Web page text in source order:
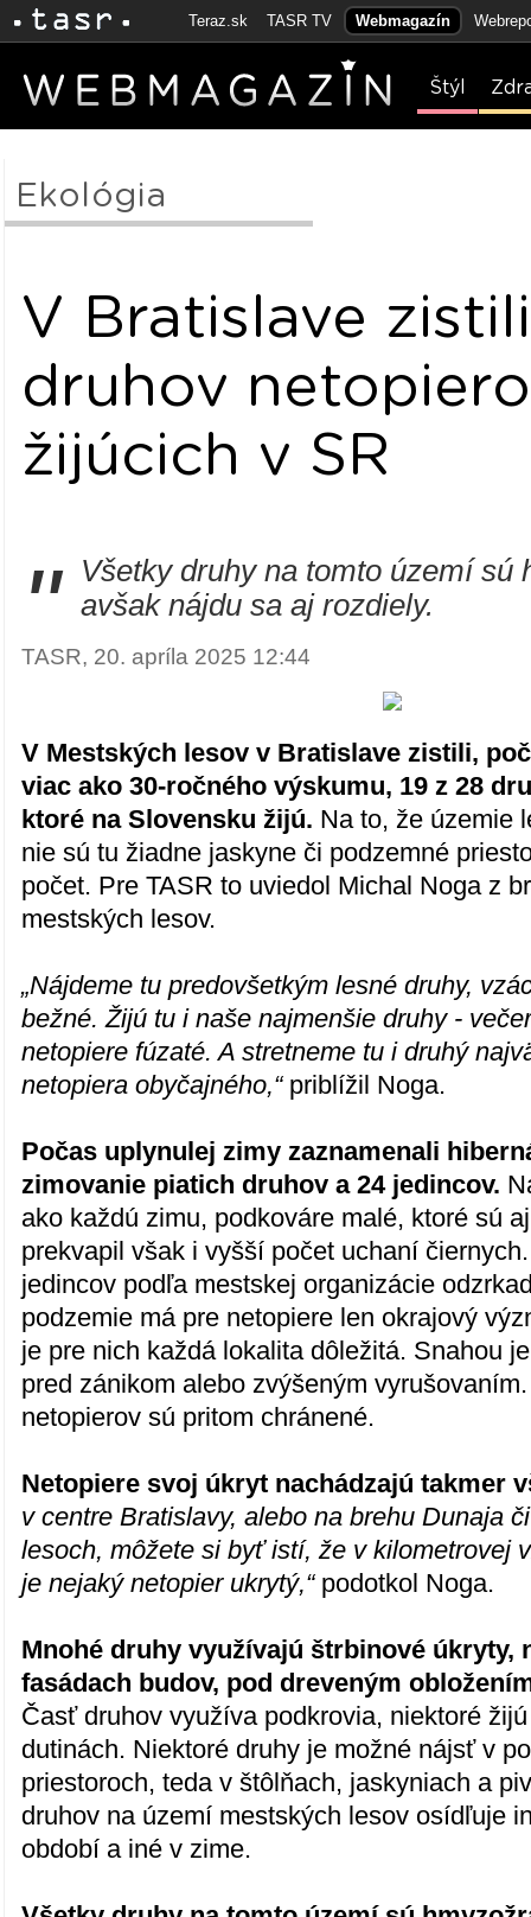
Teraz.sk TASR TV Webmagazín
Štýl
Ekológia
V Bratislave
druhov
žijúcich v SR
"
Všetky druhy na tomto území sú
avšak nájdu sa aj rozdiely.
TASR, 20. apríla 2025 12:44
V Mestských lesov v Bratislave zistili,
viac ako 30-ročného výskumu, 19 z 28
ktoré na Slovensku žijú. Na to, že územie
nie sú tu žiadne jaskyne či podzemné
počet. Pre TASR to uviedol Michal Noga z
mestských lesov.
„Nájdeme tu predovšetkým lesné druhy,
bežné. Žijú tu i naše najmenšie druhy -
netopiere fúzaté. A stretneme tu i druhý
netopiera obyčajného,“priblížil Noga.
Počas uplynulej zimy zaznamenali
zimovanie piatich druhov a 24 jedincov.
ako každú zimu, podkováre malé, ktoré sú
prekvapil však i vyšší počet uchaní
jedincov podľa mestskej organizácie
podzemie má pre netopiere len okrajový
je pre nich každá lokalita dôležitá. Snahou
pred zánikom alebo zvýšeným
netopierov sú pritom chránené.
Netopiere svoj úkryt nachádzajú takmer
v centre Bratislavy, alebo na brehu Dunaja
lesoch, môžete si byť istí, že v kilometrovej
je nejaký netopier ukrytý,“podotkol Noga.
Mnohé druhy využívajú štrbinové úkryty,
fasádach budov, pod dreveným
Časť druhov využíva podkrovia, niektoré
dutinách. Niektoré druhy je možné nájsť v
priestoroch, teda v štôlňach, jaskyniach a
druhov na území mestských lesov osídľuje
období a iné v zime.